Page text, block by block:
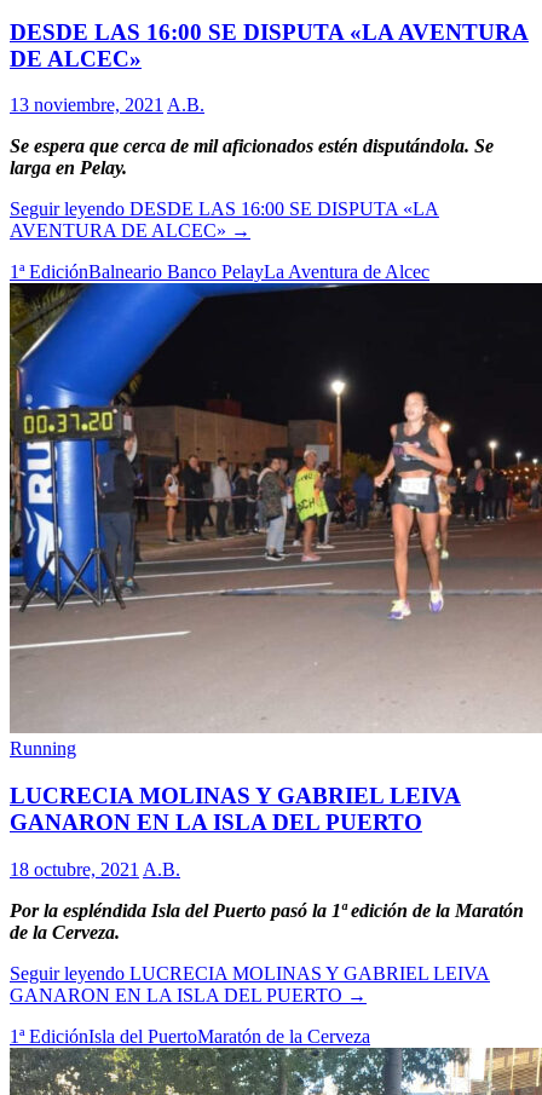
DESDE LAS 16:00 SE DISPUTA «LA AVENTURA
DE ALCEC»
13 noviembre, 2021 A.B.
Se espera que cerca de mil aficionados estén disputándola. Se
larga en Pelay.
Seguir leyendo DESDE LAS 16:00 SE DISPUTA «LA
AVENTURA DE ALCEC» →
1ª EdiciónBalneario Banco PelayLa Aventura de Alcec
Running
LUCRECIA MOLINAS Y GABRIEL LEIVA
GANARON EN LA ISLA DEL PUERTO
18 octubre, 2021 A.B.
Por la espléndida Isla del Puerto pasó la 1ª edición de la Maratón
de la Cerveza.
Seguir leyendo LUCRECIA MOLINAS Y GABRIEL LEIVA
GANARON EN LA ISLA DEL PUERTO →
1ª EdiciónIsla del PuertoMaratón de la Cerveza